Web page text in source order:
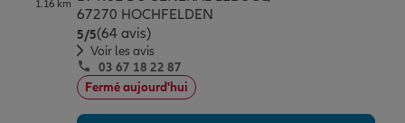
Assurance emprunteur
Prévoyance et dépendance
Assurance animal de compagnie
Protection de la famille
Protection juridique
Épargne & retraite
Plan épargne retraite
Vos projets
1.16 km
67270 HOCHFELDEN
5/5Note de 5 sur 5
(64 avis)
Voir les avis
03 67 18 22 87
Fermé aujourd'hui